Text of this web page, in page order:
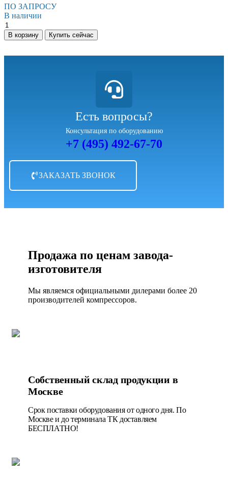
ПО ЗАПРОСУ
В наличии
В корзину Купить сейчас
Есть вопросы?
Консультация по оборудованию
+7 (495) 492-67-70
ЗАКАЗАТЬ ЗВОНОК
Продажа по ценам завода-
изготовителя
Мы являемся официальными дилерами более 20
производителей компрессоров.
Собственный склад продукции в
Москве
Срок поставки оборудования от одного дня. По
Москве и до терминала ТК доставляем
БЕСПЛАТНО!